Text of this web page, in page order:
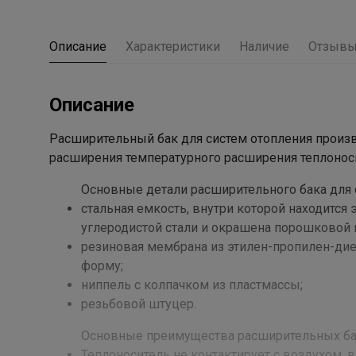
Описание Характеристики Наличие Отзывы
Описание
Расширительный бак для систем отопления
расширения температурного расширения
Основные детали расширительного бака для
стальная емкость, внутри которой
углеродистой стали и окрашена порошковой
резиновая мембрана из этилен-пропилен-
форму;
ниппель с колпачком из пластмассы;
резьбовой штуцер.
Основные преимущества расширительных